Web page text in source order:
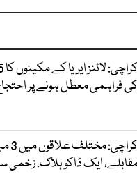
کی فراہمی معطل ہونے پر
ایک ڈاکو ہلاک، زخمی سمیت 3